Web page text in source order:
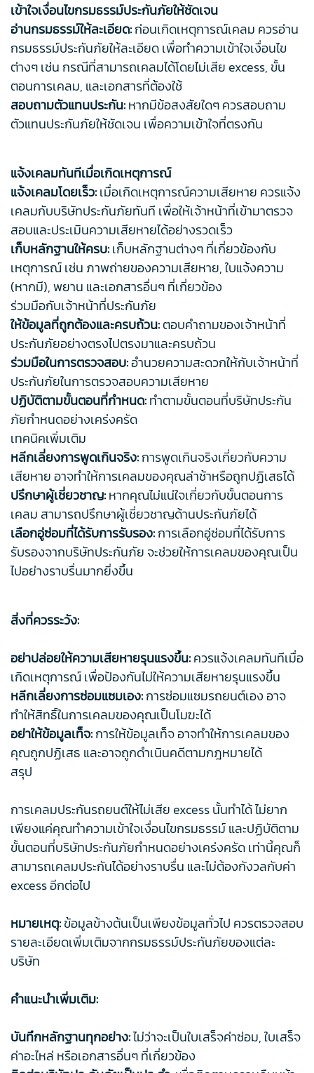
เข้าใจเงื่อนไขกรมธรรม์ประกันภัยให้ชัดเจน
อ่านกรมธรรม์ให้ละเอียด:ก่อนเกิดเหตุการณ์เคลม ควรอ่าน
กรมธรรม์ประกันภัยให้ละเอียด เพื่อทำความเข้าใจเงื่อนไข
ต่างๆ เช่น กรณีที่สามารถเคลมได้โดยไม่เสีย excess, ขั้น
ตอนการเคลม, และเอกสารที่ต้องใช้
สอบถามตัวแทนประกัน:หากมีข้อสงสัยใดๆ ควรสอบถาม
ตัวแทนประกันภัยให้ชัดเจน เพื่อความเข้าใจที่ตรงกัน
แจ้งเคลมทันทีเมื่อเกิดเหตุการณ์
แจ้งเคลมโดยเร็ว:เมื่อเกิดเหตุการณ์ความเสียหาย ควรแจ้ง
เคลมกับบริษัทประกันภัยทันที เพื่อให้เจ้าหน้าที่เข้ามาตรวจ
สอบและประเมินความเสียหายได้อย่างรวดเร็ว
เก็บหลักฐานให้ครบ:เก็บหลักฐานต่างๆ ที่เกี่ยวข้องกับ
เหตุการณ์ เช่น ภาพถ่ายของความเสียหาย, ใบแจ้งความ
(หากมี), พยาน และเอกสารอื่นๆ ที่เกี่ยวข้อง
ร่วมมือกับเจ้าหน้าที่ประกันภัย
ให้ข้อมูลที่ถูกต้องและครบถ้วน:ตอบคำถามของเจ้าหน้าที่
ประกันภัยอย่างตรงไปตรงมาและครบถ้วน
ร่วมมือในการตรวจสอบ:อำนวยความสะดวกให้กับเจ้าหน้าที่
ประกันภัยในการตรวจสอบความเสียหาย
ปฏิบัติตามขั้นตอนที่กำหนด:ทำตามขั้นตอนที่บริษัทประกัน
ภัยกำหนดอย่างเคร่งครัด
เทคนิคเพิ่มเติม
หลีกเลี่ยงการพูดเกินจริง:การพูดเกินจริงเกี่ยวกับความ
เสียหาย อาจทำให้การเคลมของคุณล่าช้าหรือถูกปฏิเสธได้
ปรึกษาผู้เชี่ยวชาญ:หากคุณไม่แน่ใจเกี่ยวกับขั้นตอนการ
เคลม สามารถปรึกษาผู้เชี่ยวชาญด้านประกันภัยได้
เลือกอู่ซ่อมที่ได้รับการรับรอง:การเลือกอู่ซ่อมที่ได้รับการ
รับรองจากบริษัทประกันภัย จะช่วยให้การเคลมของคุณเป็น
ไปอย่างราบรื่นมากยิ่งขึ้น
สิ่งที่ควรระวัง:
อย่าปล่อยให้ความเสียหายรุนแรงขึ้น:ควรแจ้งเคลมทันทีเมื่อ
เกิดเหตุการณ์ เพื่อป้องกันไม่ให้ความเสียหายรุนแรงขึ้น
หลีกเลี่ยงการซ่อมแซมเอง:การซ่อมแซมรถยนต์เอง อาจ
ทำให้สิทธิ์ในการเคลมของคุณเป็นโมฆะได้
อย่าให้ข้อมูลเท็จ:การให้ข้อมูลเท็จ อาจทำให้การเคลมของ
คุณถูกปฏิเสธ และอาจถูกดำเนินคดีตามกฎหมายได้
สรุป
การเคลมประกันรถยนต์ให้ไม่เสีย excess นั้นทำได้ ไม่ยาก
เพียงแค่คุณทำความเข้าใจเงื่อนไขกรมธรรม์ และปฏิบัติตาม
ขั้นตอนที่บริษัทประกันภัยกำหนดอย่างเคร่งครัด เท่านี้คุณก็
สามารถเคลมประกันได้อย่างราบรื่น และไม่ต้องกังวลกับค่า
excess อีกต่อไป
หมายเหตุ:ข้อมูลข้างต้นเป็นเพียงข้อมูลทั่วไป ควรตรวจสอบ
รายละเอียดเพิ่มเติมจากกรมธรรม์ประกันภัยของแต่ละ
บริษัท
คำแนะนำเพิ่มเติม:
บันทึกหลักฐานทุกอย่าง:ไม่ว่าจะเป็นใบเสร็จค่าซ่อม, ใบเสร็จ
ค่าอะไหล่ หรือเอกสารอื่นๆ ที่เกี่ยวข้อง